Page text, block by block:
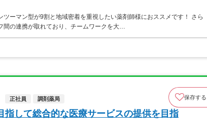
ーマン型が9割と地域密着を重視したい薬剤師様におススメです！ さら
間の連携が取れており、チームワークを大…
正社員 調剤薬局 保存する
指して総合的な医療サービスの提供を目指